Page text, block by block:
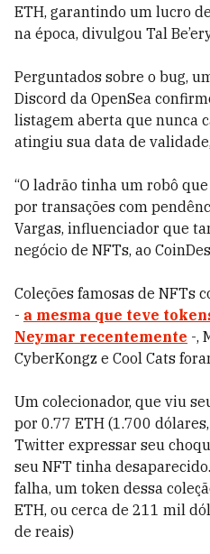
ETH, garantindo um lucro
na época, divulgou Tal
Perguntados sobre o bug,
Discord da OpenSea
listagem aberta que nunca
atingiu sua data de
“O ladrão tinha um robô
por transações com
Vargas, influenciador que
negócio de NFTs, ao
Coleções famosas de NFTs
- a mesma que teve
Neymar recentemente -,
CyberKongz e Cool Cats
Um colecionador, que viu
por 0.77 ETH (1.700
Twitter expressar seu
seu NFT tinha
falha, um token dessa
ETH, ou cerca de 211 mil
de reais)